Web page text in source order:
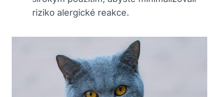
riziko alergické reakce.